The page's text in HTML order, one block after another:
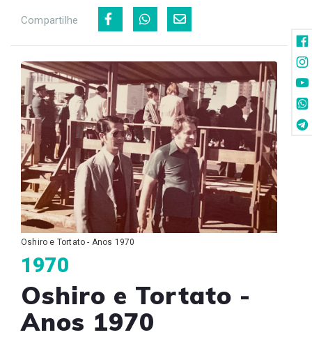
Compartilhe
Oshiro e Tortato - Anos 1970
1970
Oshiro e Tortato -
Anos 1970